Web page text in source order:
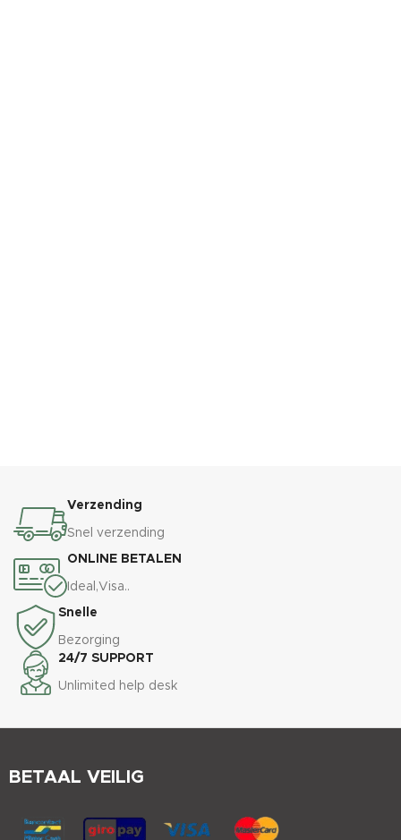
Verzending
Snel verzending
ONLINE BETALEN
Ideal,Visa..
Snelle
Bezorging
24/7 SUPPORT
Unlimited help desk
BETAAL VEILIG